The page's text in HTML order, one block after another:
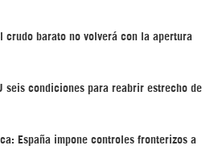
crudo barato no volverá con la apertura
seis condiciones para reabrir estrecho de
España impone controles fronterizos a